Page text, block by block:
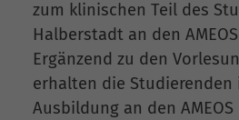
zum klinischen Teil des
Halberstadt an den
Ergänzend zu den
erhalten die Studierenden
Ausbildung an den